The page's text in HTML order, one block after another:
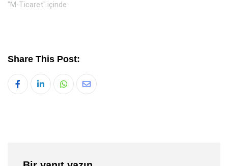
"M-Ticaret" içinde
Share This Post:
Whatsapp
Share